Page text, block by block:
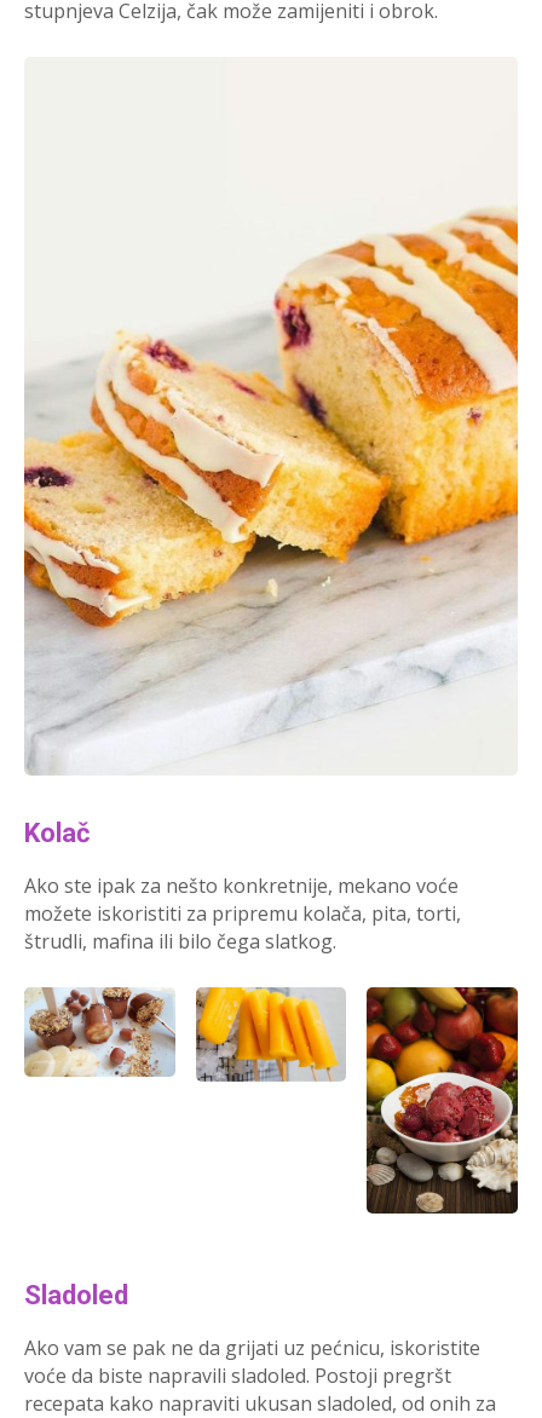
stupnjeva Celzija, čak može zamijeniti i obrok.
Kolač
Ako ste ipak za nešto konkretnije, mekano voće
možete iskoristiti za pripremu kolača, pita, torti,
štrudli, mafina ili bilo čega slatkog.
Sladoled
Ako vam se pak ne da grijati uz pećnicu, iskoristite
voće da biste napravili sladoled. Postoji pregršt
recepata kako napraviti ukusan sladoled, od onih za